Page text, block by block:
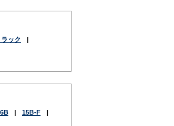
ラック |
| 15B-F |